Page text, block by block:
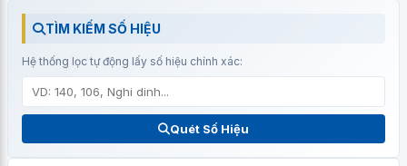
TÌM KIẾM SỐ HIỆU
Hệ thống lọc tự động lấy số hiệu chính xác:
Quét Số Hiệu